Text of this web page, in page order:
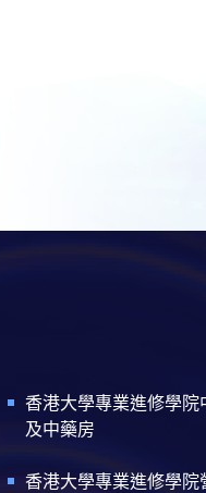
香港大學專業進修學院
及中藥房
香港大學專業進修學院